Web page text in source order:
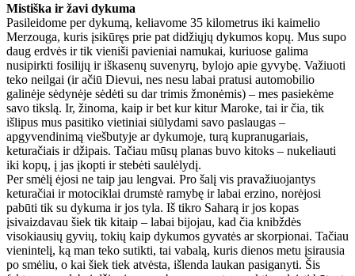
Mistiška ir žavi dykuma
Pasileidome per dykumą, keliavome 35 kilometrus iki kaimelio
Merzouga, kuris įsikūręs prie pat didžiųjų dykumos kopų. Mus supo
daug erdvės ir tik vieniši pavieniai namukai, kuriuose galima
nusipirkti fosilijų ir iškasenų suvenyrų, bylojo apie gyvybę. Važiuoti
teko neilgai (ir ačiū Dievui, nes nesu labai pratusi automobilio
galinėje sėdynėje sėdėti su dar trimis žmonėmis) – mes pasiekėme
savo tikslą. Ir, žinoma, kaip ir bet kur kitur Maroke, tai ir čia, tik
išlipus mus pasitiko vietiniai siūlydami savo paslaugas –
apgyvendinimą viešbutyje ar dykumoje, turą kupranugariais,
keturačiais ir džipais. Tačiau mūsų planas buvo kitoks – nukeliauti
iki kopų, į jas įkopti ir stebėti saulėlydį.
Per smėlį ėjosi ne taip jau lengvai. Pro šalį vis pravažiuojantys
keturačiai ir motociklai drumstė ramybę ir labai erzino, norėjosi
pabūti tik su dykuma ir jos tyla. Iš tikro Saharą ir jos kopas
įsivaizdavau šiek tik kitaip – labai bijojau, kad čia knibždės
visokiausių gyvių, tokių kaip dykumos gyvatės ar skorpionai. Tačiau
vienintelį, ką man teko sutikti, tai vabalą, kuris dienos metu įsirausia
po smėliu, o kai šiek tiek atvėsta, išlenda laukan pasiganyti. Šis